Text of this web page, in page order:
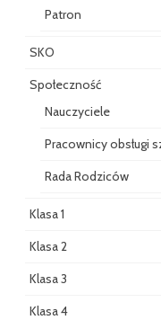
Patron
SKO
Społeczność
Nauczyciele
Pracownicy obsługi
Rada Rodziców
Klasa 1
Klasa 2
Klasa 3
Klasa 4